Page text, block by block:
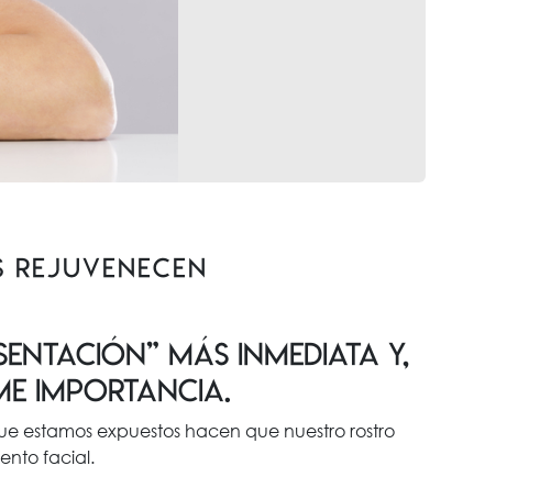
rejuvenecen
más inmediata y,
importancia.
estamos expuestos hacen que nuestro rostro
facial.